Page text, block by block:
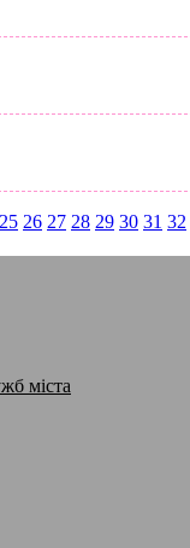
25 26 27 28 29 30 31 32
міста